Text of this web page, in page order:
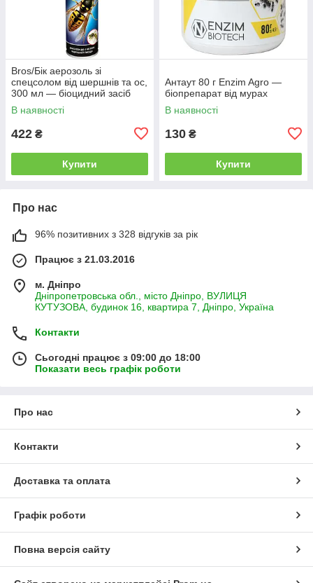
Bros/Бік аерозоль зі
спецсолом від шершнів та ос,
300 мл — біоцидний засіб
В наявності
422 ₴
Купити
Антаут 80 г Enzim Agro —
біопрепарат від мурах
В наявності
130 ₴
Купити
Про нас
96% позитивних з 328 відгуків за рік
Працює з 21.03.2016
м. Дніпро
Дніпропетровська обл., місто Дніпро, ВУЛИЦЯ
КУТУЗОВА, будинок 16, квартира 7, Дніпро, Україна
Контакти
Сьогодні працює з 09:00 до 18:00
Показати весь графік роботи
Про нас
Контакти
Доставка та оплата
Графік роботи
Повна версія сайту